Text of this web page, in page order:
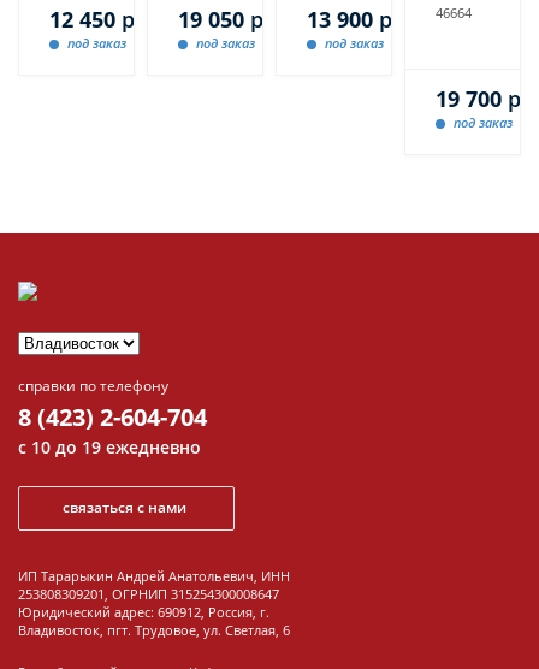
12 450 руб.
под заказ
19 050 руб.
под заказ
13 900 руб.
под заказ
46664
19 700
под заказ
справки по телефону
8 (423) 2-604-704
с 10 до 19 ежедневно
связаться с нами
ИП Тарарыкин Андрей Анатольевич, ИНН
253808309201, ОГРНИП 315254300008647
Юридический адрес: 690912, Россия, г.
Владивосток, пгт. Трудовое, ул. Светлая, 6